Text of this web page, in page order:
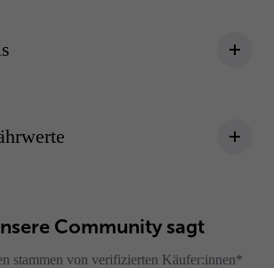
Community sagt
stammen von verifizierten Käufer:innen*